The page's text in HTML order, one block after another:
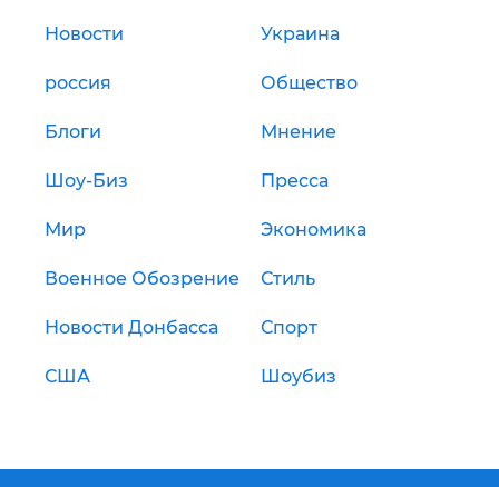
Новости Украина
россия Общество
Блоги Мнение
Шоу-Биз Пресса
Мир Экономика
Военное Обозрение Стиль
Новости Донбасса Спорт
США Шоубиз